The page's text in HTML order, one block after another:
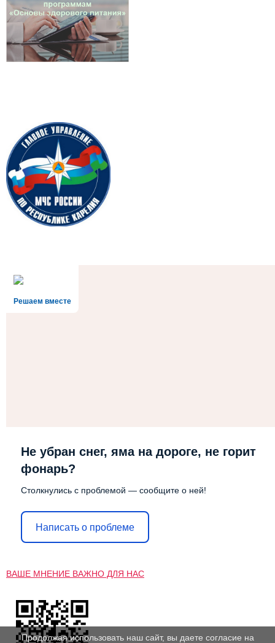
Решаем вместе
Не убран снег, яма на дороге, не горит
фонарь?
Столкнулись с проблемой — сообщите о ней!
Написать о проблеме
ВАШЕ МНЕНИЕ ВАЖНО ДЛЯ НАС
Продолжая использовать наш сайт, вы даете согласие на